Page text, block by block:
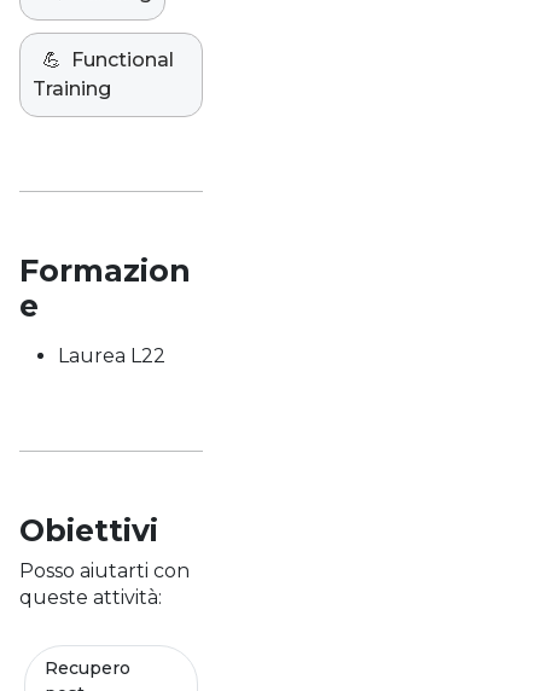
💪
Functional
Training
Formazion
e
Laurea L22
Obiettivi
Posso aiutarti con
queste attività:
Recupero